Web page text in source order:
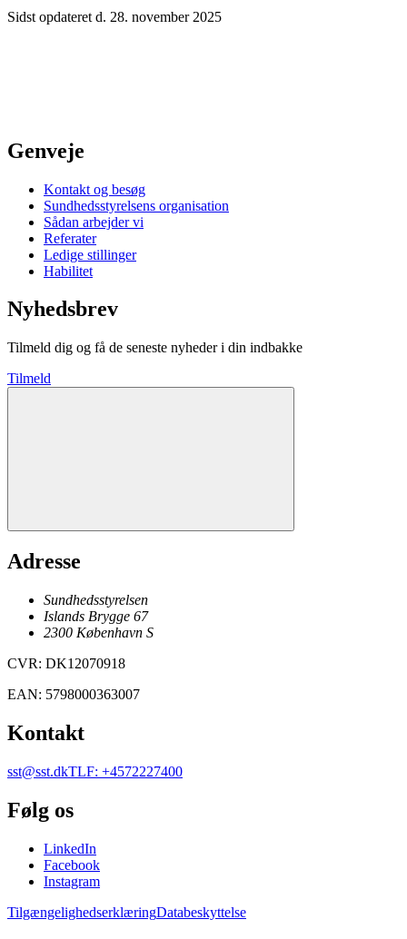
Sidst opdateret d. 28. november 2025
Genveje
Kontakt og besøg
Sundhedsstyrelsens organisation
Sådan arbejder vi
Referater
Ledige stillinger
Habilitet
Nyhedsbrev
Tilmeld dig og få de seneste nyheder i din indbakke
Tilmeld
Adresse
Sundhedsstyrelsen
Islands Brygge 67
2300 København S
CVR: DK12070918
EAN: 5798000363007
Kontakt
sst@sst.dkTLF: +4572227400
Følg os
LinkedIn
Facebook
Instagram
TilgængelighedserklæringDatabeskyttelse